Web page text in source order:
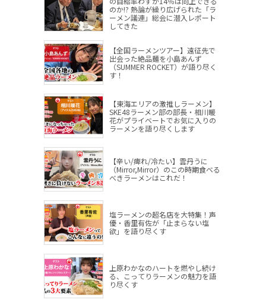
のか!? 熱論が繰り広げられた「ラ
ーメン議連」総会に潜入レポート
してきた
【全国ラーメンツアー】遠征先で
出会った絶品麺を小島あんず
（SUMMER ROCKET）が語り尽く
す！
【東海エリアの激推しラーメン】
SKE48ラーメン部の部長・相川暖
花がプライベートでお気に入りの
ラーメンを語り尽くします
【辛い/痺れ/冷たい】雲丹うに
（Mirror,Mirror）のこの時期食べる
べきラーメンはこれだ！
塩ラーメンの超名店を大特集！声
優・香里有佐が「止まらない塩
欲」を語り尽くす
上原わかなのハートを燃やし続け
る、こってりラーメンの魅力を語
り尽くす